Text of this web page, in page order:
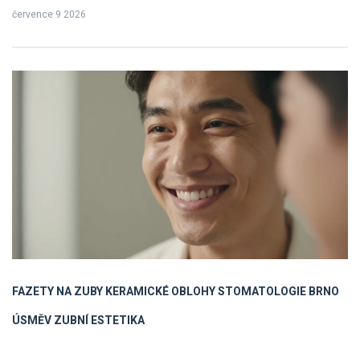
července 9 2026
FAZETY NA ZUBYKERAMICKÉ OBLOHYSTOMATOLOGIE BRNO
ÚSMĚVZUBNÍ ESTETIKA